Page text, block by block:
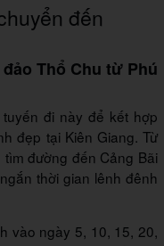
đến
Thổ Chu từ Phú
đi này để kết hợp
đẹp tại Kiên Giang. Từ
đường đến Cảng Bãi
thời gian lênh đênh
vào ngày 5, 10, 15, 20,